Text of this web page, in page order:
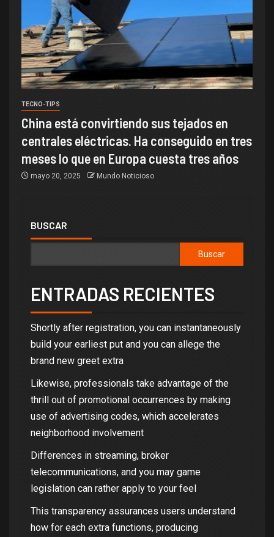
TECNO-TIPS
China está convirtiendo sus tejados en
centrales eléctricas. Ha conseguido en tres
meses lo que en Europa cuesta tres años
mayo 20, 2025 Mundo Noticioso
BUSCAR
Buscar
ENTRADAS RECIENTES
Shortly after registration, you can instantaneously
build your earliest put and you can allege the
brand new greet extra
Likewise, professionals take advantage of the
thrill out of promotional occurrences by making
use of advertising codes, which accelerates
neighborhood involvement
Differences in streaming, broker
telecommunications, and you may game
legislation can rather apply to your feel
This transparency assurances users understand
how for each extra functions, producing